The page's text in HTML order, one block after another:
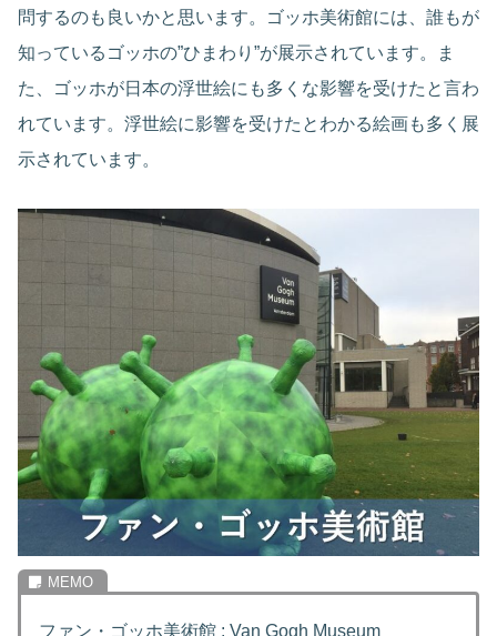
問するのも良いかと思います。ゴッホ美術館には、誰もが
知っているゴッホの”ひまわり”が展示されています。ま
た、ゴッホが日本の浮世絵にも多くな影響を受けたと言わ
れています。浮世絵に影響を受けたとわかる絵画も多く展
示されています。
ファン・ゴッホ美術館 : Van Gogh Museum